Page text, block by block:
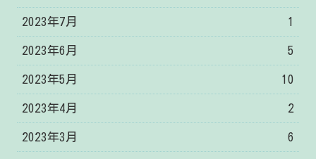
2023年7月 1
2023年6月 5
2023年5月 10
2023年4月 2
2023年3月 6